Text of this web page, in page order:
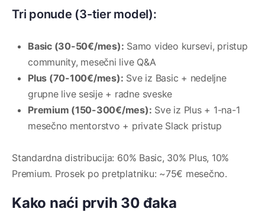
Tri ponude (3-tier model):
Basic (30-50€/mes): Samo video kursevi, pristup
community, mesečni live Q&A
Plus (70-100€/mes): Sve iz Basic + nedeljne
grupne live sesije + radne sveske
Premium (150-300€/mes): Sve iz Plus + 1-na-1
mesečno mentorstvo + private Slack pristup
Standardna distribucija: 60% Basic, 30% Plus, 10%
Premium. Prosek po pretplatniku: ~75€ mesečno.
Kako naći prvih 30 đaka